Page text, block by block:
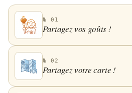
to prepare, one can find
Japanese restaurant. The
with chopped negi spring
dried bonito fish flakes.
№ 01
Partagez vos goûts !
№ 02
Partagez votre carte !